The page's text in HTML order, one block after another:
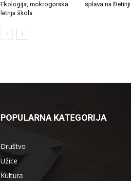
Ekologija, mokrogorska
letnja škola
splava na Đetinji
POPULARNA KATEGORIJA
Društvo
Užice
Kultura